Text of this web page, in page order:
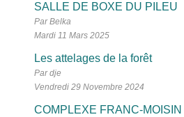
SALLE DE BOXE DU PILEU
Par Belka
Mardi 11 Mars 2025
Les attelages de la forêt
Par dje
Vendredi 29 Novembre 2024
COMPLEXE FRANC-MOISIN